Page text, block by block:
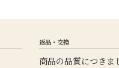
返品・交換
商品の品質につきま